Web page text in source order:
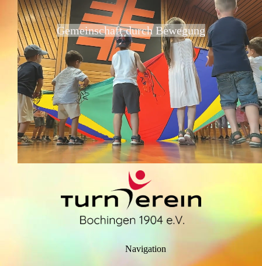
Gemeinschaft durch Bewegung
Navigation